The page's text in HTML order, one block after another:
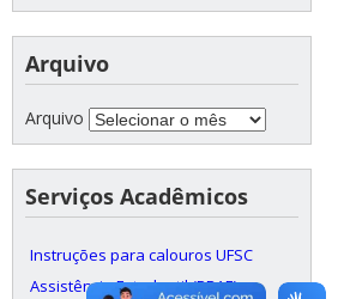
Arquivo
Arquivo
Serviços Acadêmicos
Instruções para calouros UFSC
Assistência Estudantil (PRAE)